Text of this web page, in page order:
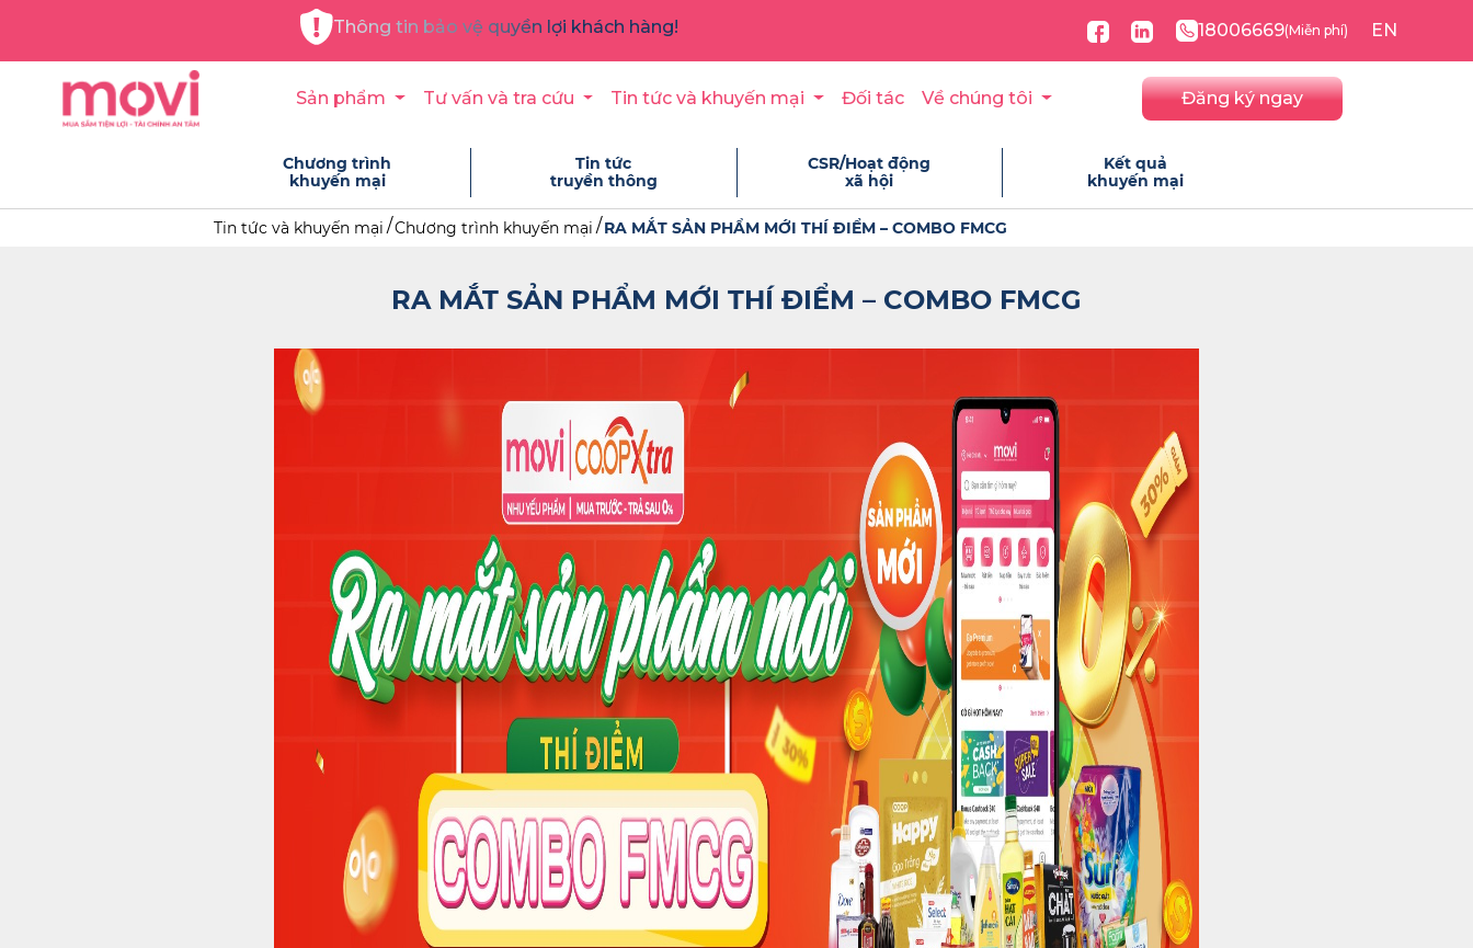
Thông tin bảo vệ quyền lợi khách hàng! 18006669(Miễn phí) EN
Sản phẩm Tư vấn và tra cứu Tin tức và khuyến mại Đối tác Về chúng tôi Đăng ký ngay
Chương trình
khuyến mại
Tin tức
truyền thông
CSR/Hoạt động
xã hội
Kết quả
khuyến mại
Tin tức và khuyến mại Chương trình khuyến mại RA MẮT SẢN PHẨM MỚI THÍ ĐIỂM – COMBO FMCG
RA MẮT SẢN PHẨM MỚI THÍ ĐIỂM – COMBO FMCG